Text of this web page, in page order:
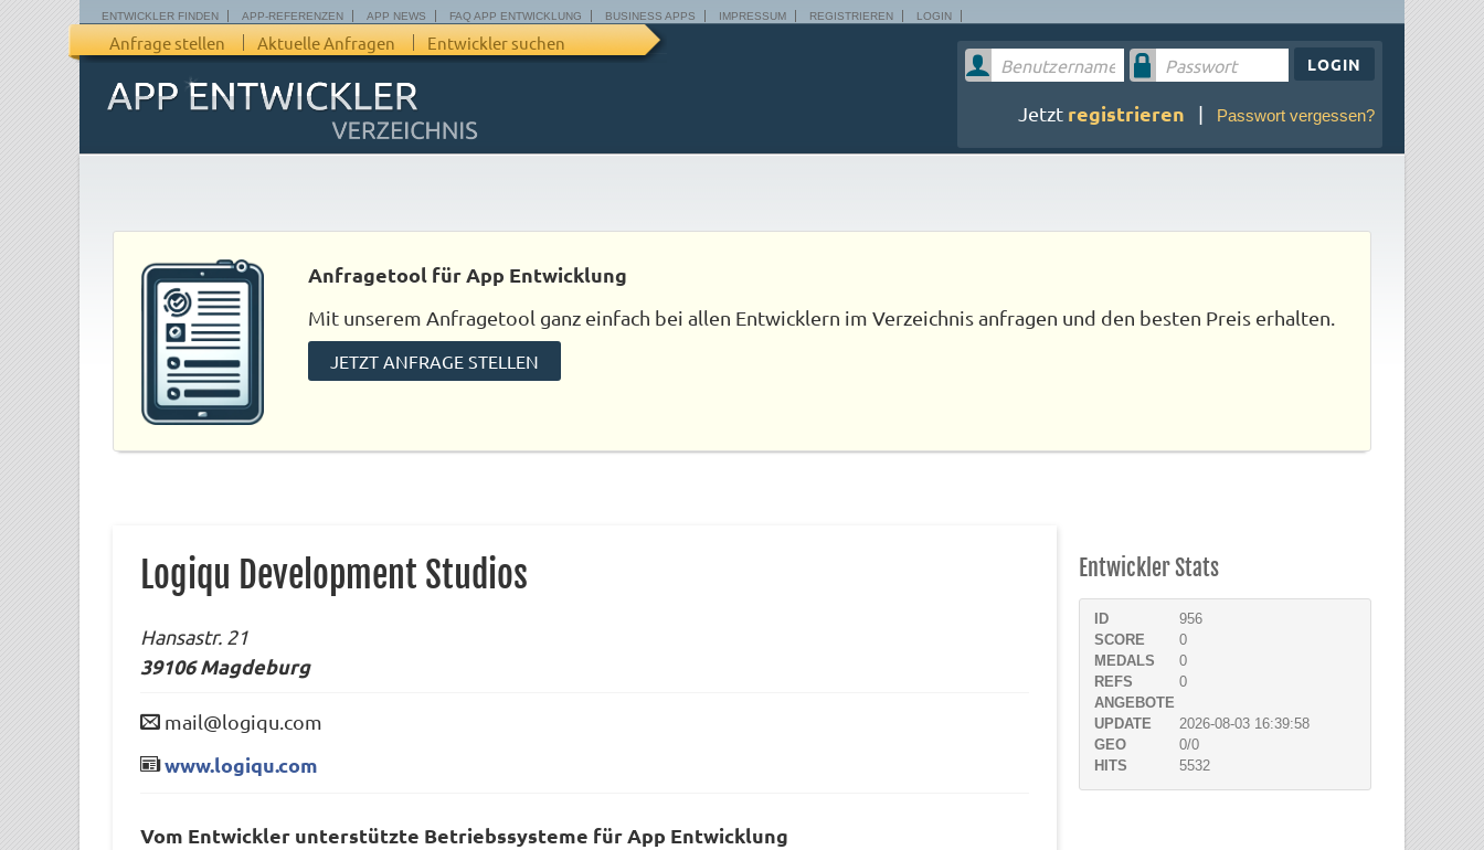
ENTWICKLER FINDEN APP-REFERENZEN APP NEWS FAQ APP ENTWICKLUNG BUSINESS APPS IMPRESSUM REGISTRIEREN LOGIN
Anfrage stellen Aktuelle Anfragen Entwickler suchen
LOGIN
Jetzt registrieren | Passwort vergessen?
Anfragetool für App Entwicklung
Mit unserem Anfragetool ganz einfach bei allen Entwicklern im Verzeichnis anfragen und den besten Preis erhalten.
JETZT ANFRAGE STELLEN
Logiqu Development Studios
Hansastr. 21
39106Magdeburg
mail@logiqu.com
www.logiqu.com
Vom Entwickler unterstützte Betriebssysteme für App Entwicklung
Entwickler Stats
ID
956
SCORE
0
MEDALS
0
REFS
0
ANGEBOTE
UPDATE
2026-08-03 16:39:58
GEO
0/0
HITS
5532